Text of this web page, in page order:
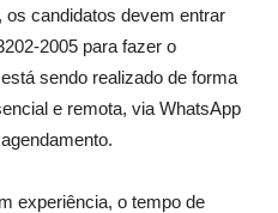
candidatos devem entrar
2005 para fazer o
sendo realizado de forma
e remota, via WhatsApp
experiência, o tempo de